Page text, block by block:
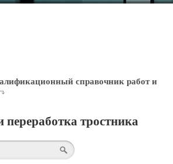
справочник работ и
переработка тростника